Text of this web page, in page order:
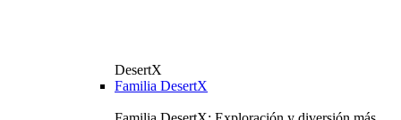
DesertX
Familia DesertX